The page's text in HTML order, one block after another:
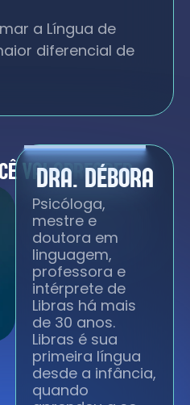
a Língua de
diferencial de
VAI APRENDER
DRA. DÉBORA
Psicóloga,
mestre e
doutora em
linguagem,
professora e
intérprete de
Libras há mais
de 30 anos.
Libras é sua
primeira língua
desde a infância,
quando